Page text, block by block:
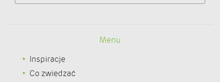
Menu
Inspiracje
Co zwiedzać